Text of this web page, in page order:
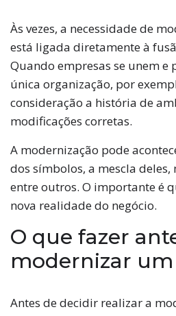
Às vezes, a necessidade de
está ligada diretamente à
Quando empresas se unem
única organização, por
consideração a história de
modificações corretas.
A modernização pode
dos símbolos, a mescla deles,
entre outros. O importante é
nova realidade do negócio.
O que fazer
modernizar
Antes de decidir realizar a